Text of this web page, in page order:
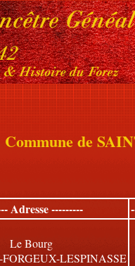
Commune de
Adresse ---------
Le Bourg
LESPINASSE